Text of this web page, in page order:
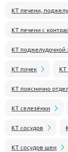
КТ печени,
КТ печени с
КТ
КТ почек КТ
КТ пояснично
КТ селезёнки
КТ сосудов
КТ сосудов шеи